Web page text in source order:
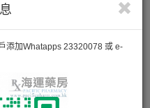
添加Whatapps 23320078 或 e-